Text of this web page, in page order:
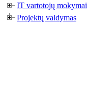
IT vartotojų mokymai
Projektų valdymas